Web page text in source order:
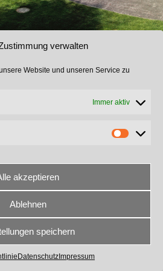
verwalten
Website und unseren Service zu
Immer aktiv
akzeptieren
Ablehnen
speichern
Datenschutz Impressum
© 2024 Mayr Planen und Zelte e.K